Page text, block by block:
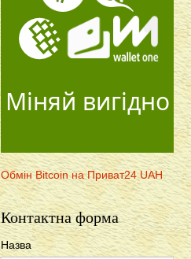
Міняй вигідно
Обмін Bitcoin на Приват24 UAH
Контактна форма
Назва